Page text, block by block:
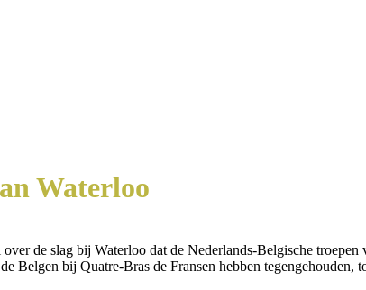
Waterloo
de slag bij Waterloo dat de Nederlands-Belgische
Belgen bij Quatre-Bras de Fransen hebben